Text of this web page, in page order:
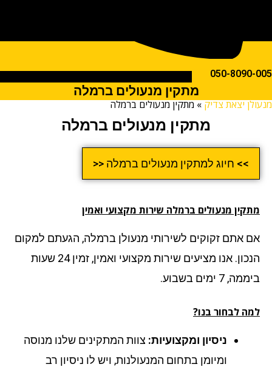
050-
מתקין מנעולים ברמלה
יצאת צדיק»מתקין מנעולים ברמלה
מתקין מנעולים ברמלה
>> חיוג למתקין מנעולים ברמלה <<
מנעולים ברמלה שירות מקצועי ואמין
אתם זקוקים לשירותי מנעולן ברמלה, הגעתם למקום
הנכון. אנו מציעים שירות מקצועי ואמין, זמין 24 שעות
7 ימים בשבוע.
לבחור בנו?
ניסיון ומקצועיות:צוות המתקינים שלנו מנוסה
ומיומן בתחום המנעולנות, ויש לו ניסיון רב